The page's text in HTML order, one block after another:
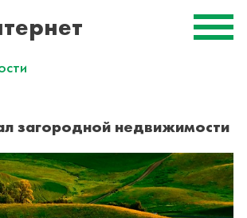
загородной недвижимости